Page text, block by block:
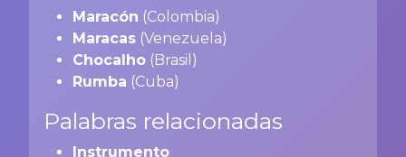
Maracón (Colombia)
Maracas (Venezuela)
Chocalho (Brasil)
Rumba (Cuba)
Palabras relacionadas
Instrumento